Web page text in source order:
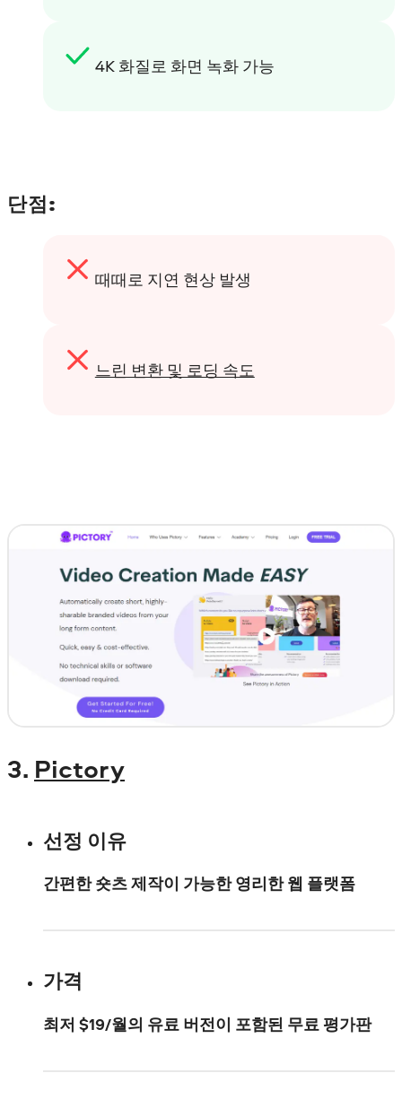
4K 화질로 화면 녹화 가능
단점:
때때로 지연 현상 발생
느린 변환 및 로딩 속도
3. Pictory
선정 이유
간편한 숏츠 제작이 가능한 영리한 웹 플랫폼
가격
최저 $19/월의 유료 버전이 포함된 무료 평가판